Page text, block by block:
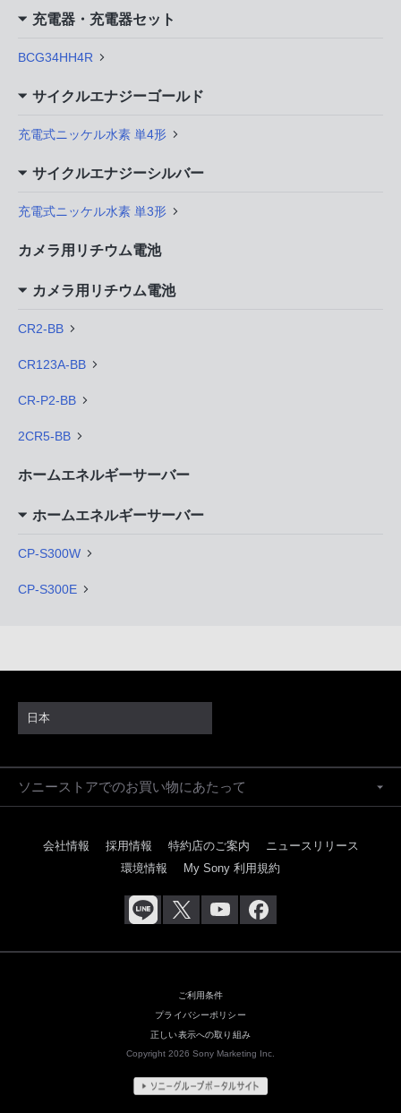
充電器・充電器セット
BCG34HH4R
サイクルエナジーゴールド
充電式ニッケル水素 単4形
サイクルエナジーシルバー
充電式ニッケル水素 単3形
カメラ用リチウム電池
カメラ用リチウム電池
CR2-BB
CR123A-BB
CR-P2-BB
2CR5-BB
ホームエネルギーサーバー
ホームエネルギーサーバー
CP-S300W
CP-S300E
日本
ソニーストアでのお買い物にあたって
会社情報 採用情報 特約店のご案内
ニュースリリース
環境情報
My Sony 利用規約
ご利用条件
プライバシーポリシー
正しい表示への取り組み
Copyright 2026 Sony Marketing Inc.